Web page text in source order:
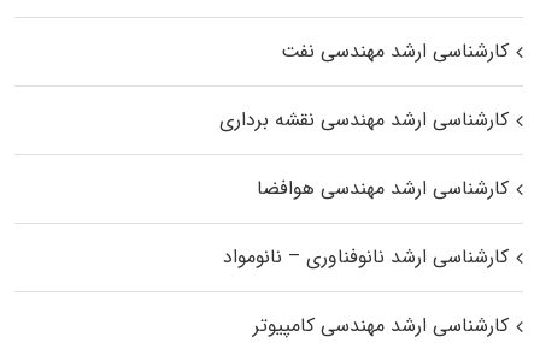
کارشناسی ارشد مهندسی نفت
کارشناسی ارشد مهندسی نقشه برداری
کارشناسی ارشد مهندسی هوافضا
کارشناسی ارشد نانوفناوری – نانومواد
کارشناسی ارشد مهندسی کامپیوتر